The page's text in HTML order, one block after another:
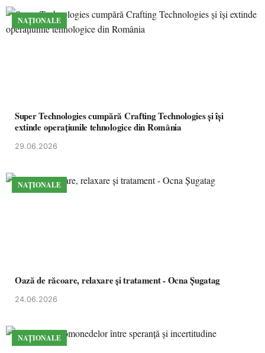
NAȚIONALE
Super Technologies cumpără Crafting Technologies și își
extinde operațiunile tehnologice din România
29.06.2026
NAȚIONALE
Oază de răcoare, relaxare și tratament - Ocna Șugatag
24.06.2026
NAȚIONALE